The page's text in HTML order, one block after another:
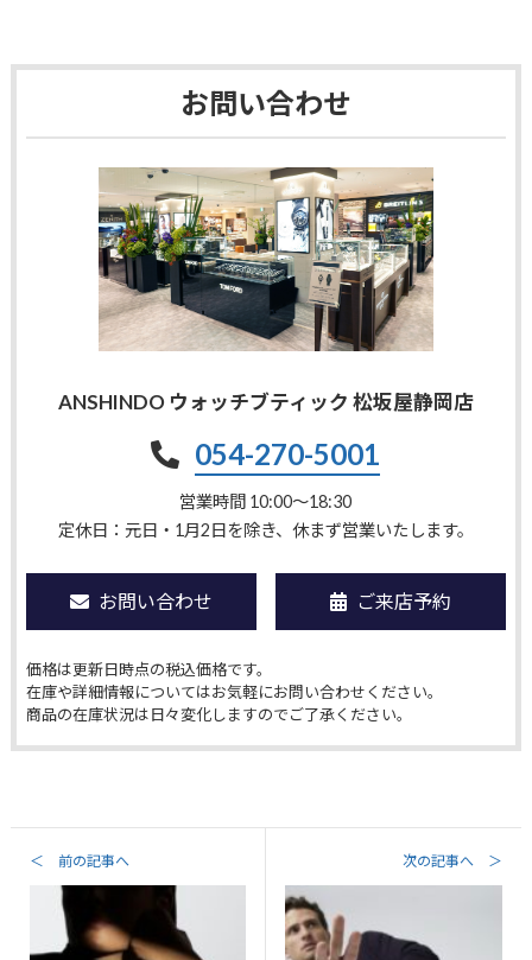
お問い合わせ
ANSHINDO ウォッチブティック 松坂屋静岡店
054-270-5001
営業時間 10:00〜18:30
定休日：元日・1月2日を除き、休まず営業いたします。
お問い合わせ ご来店予約
価格は更新日時点の税込価格です。
在庫や詳細情報についてはお気軽にお問い合わせください。
商品の在庫状況は日々変化しますのでご了承ください。
＜ 前の記事へ 次の記事へ ＞